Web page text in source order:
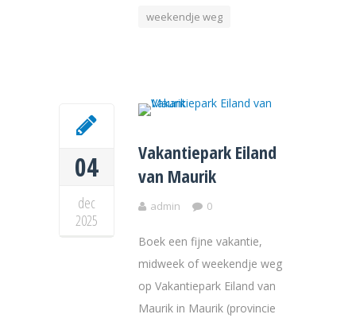
weekendje weg
04
dec
2025
Vakantiepark Eiland
van Maurik
admin 0
Boek een fijne vakantie,
midweek of weekendje weg
op Vakantiepark Eiland van
Maurik in Maurik (provincie